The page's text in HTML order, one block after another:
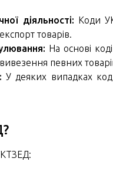
діяльності: Коди
товарів.
На основі
певних
У деяких випадках